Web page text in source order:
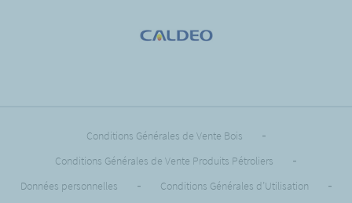
Conditions Générales de Vente Bois -
Conditions Générales de Vente Produits Pétroliers -
Données personnelles - Conditions Générales d’Utilisation -